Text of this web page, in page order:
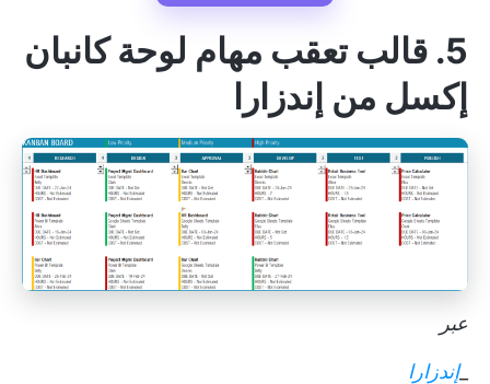
5. قالب تعقب مهام لوحة كانبان
إكسل من إندزارا
عبر
_إندزارا